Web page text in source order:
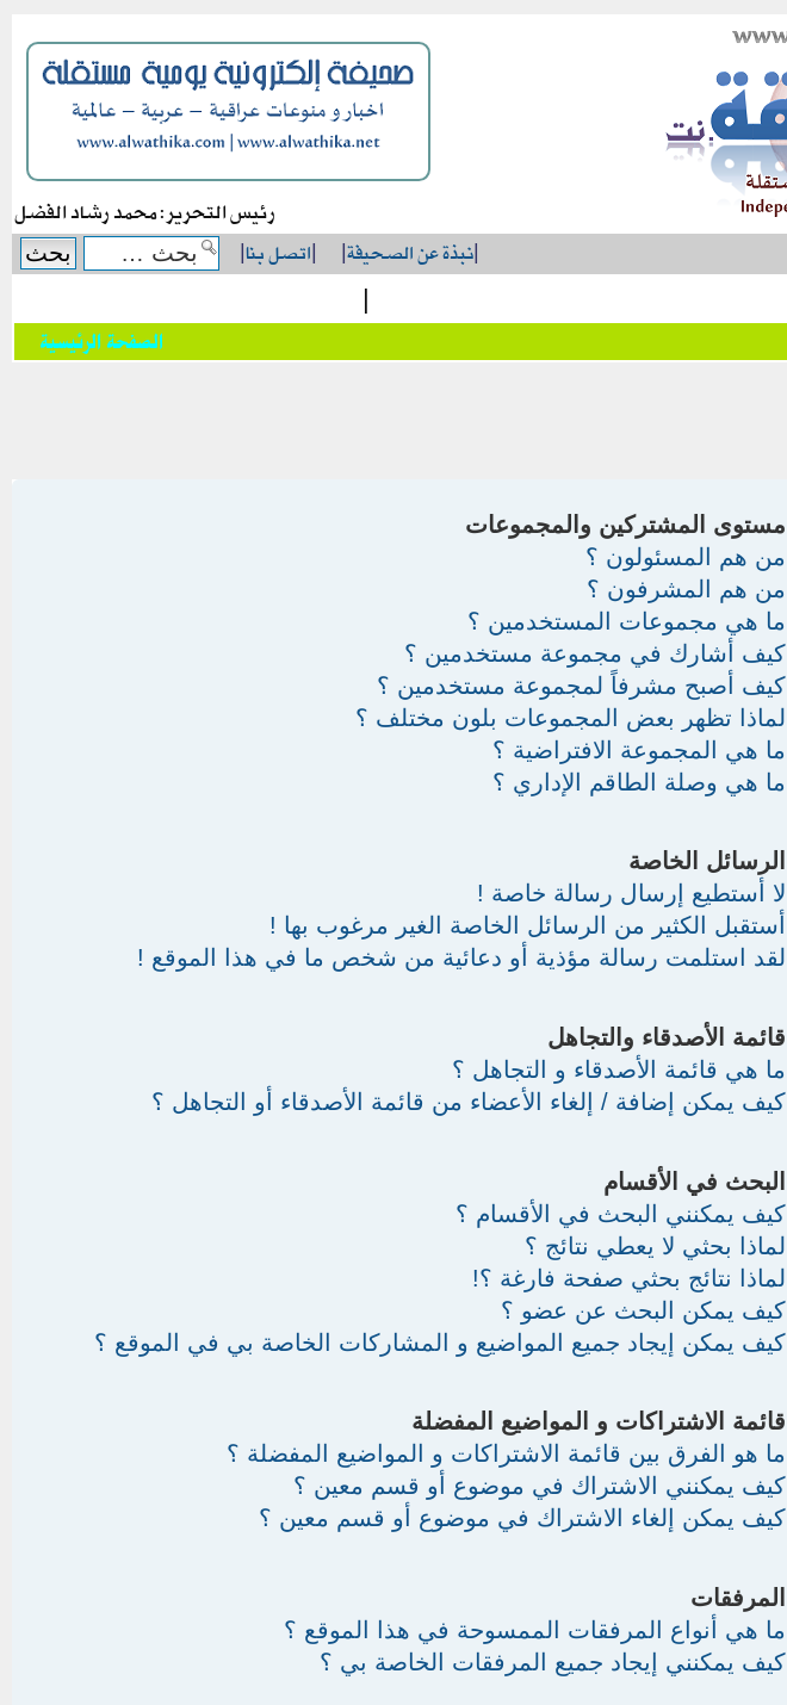
رئيس التحرير: محمد رشاد الفضل
|نبذة عن الصحيفة|
|اتصل بنا|
|
الصفحة الرئيسية
مستوى المشتركين والمجموعات
من هم المسئولون ؟
من هم المشرفون ؟
ما هي مجموعات المستخدمين ؟
كيف أشارك في مجموعة مستخدمين ؟
كيف أصبح مشرفاً لمجموعة مستخدمين ؟
لماذا تظهر بعض المجموعات بلون مختلف ؟
ما هي المجموعة الافتراضية ؟
ما هي وصلة الطاقم الإداري ؟
الرسائل الخاصة
لا أستطيع إرسال رسالة خاصة !
أستقبل الكثير من الرسائل الخاصة الغير مرغوب بها !
لقد استلمت رسالة مؤذية أو دعائية من شخص ما في هذا الموقع !
قائمة الأصدقاء والتجاهل
ما هي قائمة الأصدقاء و التجاهل ؟
كيف يمكن إضافة / إلغاء الأعضاء من قائمة الأصدقاء أو التجاهل ؟
البحث في الأقسام
كيف يمكنني البحث في الأقسام ؟
لماذا بحثي لا يعطي نتائج ؟
لماذا نتائج بحثي صفحة فارغة ؟!
كيف يمكن البحث عن عضو ؟
كيف يمكن إيجاد جميع المواضيع و المشاركات الخاصة بي في الموقع ؟
قائمة الاشتراكات و المواضيع المفضلة
ما هو الفرق بين قائمة الاشتراكات و المواضيع المفضلة ؟
كيف يمكنني الاشتراك في موضوع أو قسم معين ؟
كيف يمكن إلغاء الاشتراك في موضوع أو قسم معين ؟
المرفقات
ما هي أنواع المرفقات الممسوحة في هذا الموقع ؟
كيف يمكنني إيجاد جميع المرفقات الخاصة بي ؟